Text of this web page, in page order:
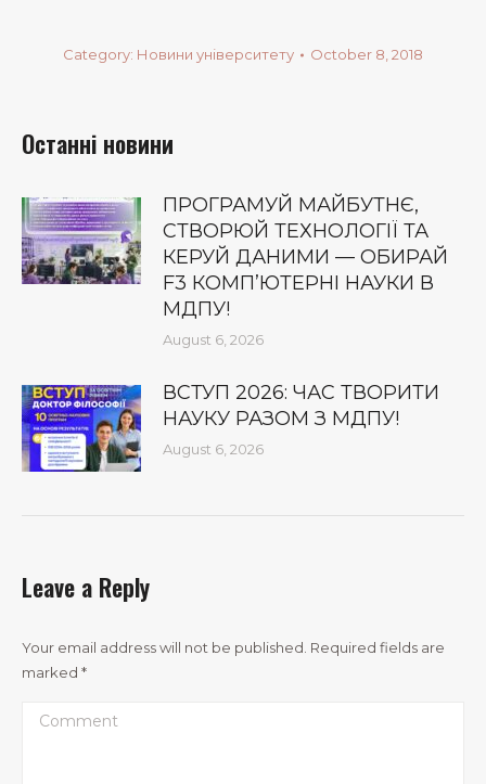
Category: Новини університету October 8, 2018
Останні новини
ПРОГРАМУЙ МАЙБУТНЄ,
СТВОРЮЙ ТЕХНОЛОГІЇ ТА
КЕРУЙ ДАНИМИ — ОБИРАЙ
F3 КОМП’ЮТЕРНІ НАУКИ В
МДПУ!
August 6, 2026
ВСТУП 2026: ЧАС ТВОРИТИ
НАУКУ РАЗОМ З МДПУ!
August 6, 2026
Leave a Reply
Your email address will not be published. Required fields are
marked *
Comment